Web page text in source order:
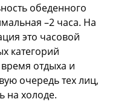
обеденного
–2 часа. На
это часовой
категорий
отдыха и
очередь тех лиц,
на холоде.